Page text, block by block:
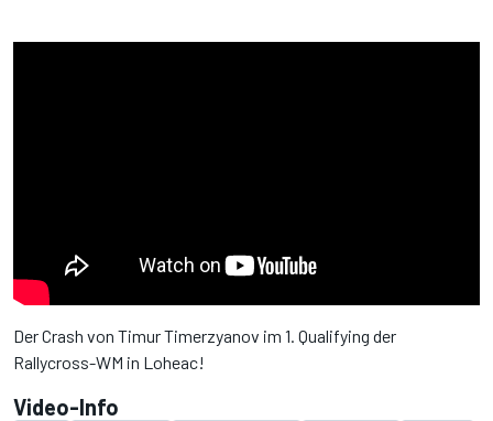
Der Crash von Timur Timerzyanov im 1. Qualifying der
Rallycross-WM in Loheac!
Video-Info